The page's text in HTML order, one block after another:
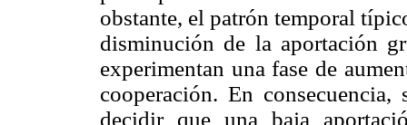
obstante, el patrón temporal
disminución de la aportación
experimentan una fase de
cooperación. En
decidir que una baja